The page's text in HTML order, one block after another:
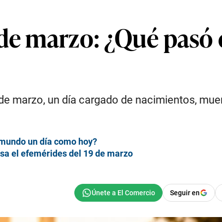
marzo: ¿Qué
marzo, un día cargado de nacimientos,
un día como hoy?
el efemérides del 19 de marzo
Seguir en